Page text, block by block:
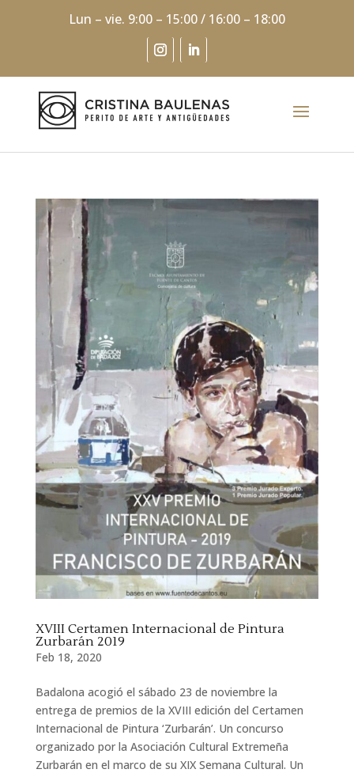
Lun – vie. 9:00 – 15:00 / 16:00 – 18:00
XVIII Certamen Internacional de Pintura
Zurbarán 2019
Feb 18, 2020
Badalona acogió el sábado 23 de noviembre la
entrega de premios de la XVIII edición del Certamen
Internacional de Pintura ‘Zurbarán’. Un concurso
organizado por la Asociación Cultural Extremeña
Zurbarán en el marco de su XIX Semana Cultural. Un